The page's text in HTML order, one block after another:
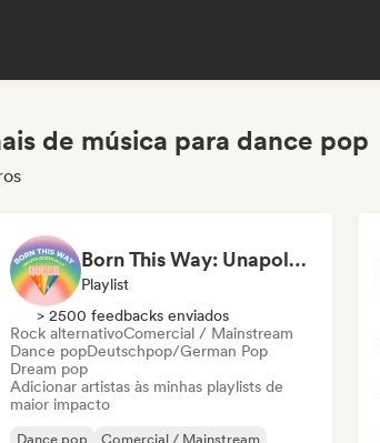
de música para dance pop
Born This Way: Unapologetically Queer
Playlist
> 2500 feedbacks enviados
Rock alternativoComercial / Mainstream
Dance popDeutschpop/German Pop
Dream pop
Adicionar artistas às minhas playlists de
maior impacto
Dance pop
Comercial / Mainstream